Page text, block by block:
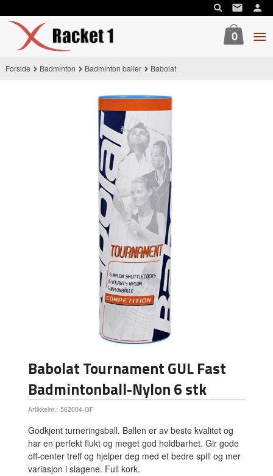
til
innholdet
0
Forside Badminton Badminton baller Babolat
Babolat Tournament GUL Fast
Badmintonball-Nylon 6 stk
Artikkelnr.: 562004-GF
Godkjent turneringsball. Ballen er av beste kvalitet og
har en perfekt flukt og meget god holdbarhet. Gir gode
off-center treff og hjelper deg med et bedre spill og mer
variasjon i slagene. Full kork.